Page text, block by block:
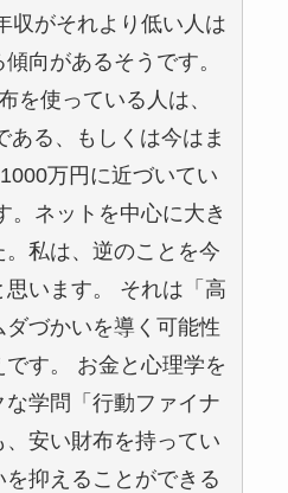
収がそれより低い人は
向があるそうです。
を使っている人は、
ある、もしくは今はま
万円に近づいてい
。ネットを中心に大き
私は、逆のことを今
思います。 それは「高
づかいを導く可能性
す。 お金と心理学を
学問「行動ファイナ
安い財布を持ってい
抑えることができる